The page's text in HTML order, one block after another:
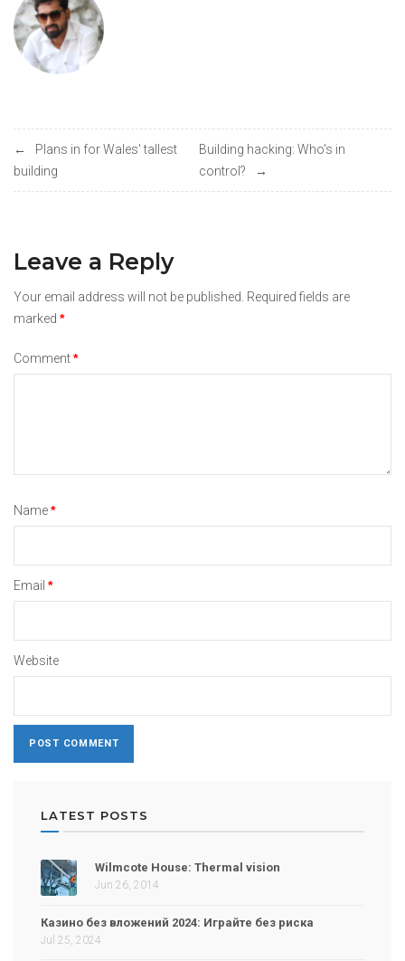
Post
navigation
Plans in for Wales' tallest
building
Building hacking: Who's in
control?
Leave a Reply
Your email address will not be published. Required fields are
marked *
Comment*
Name*
Email *
Website
LATEST POSTS
Wilmcote House: Thermal vision
Jun 26, 2014
Казино без вложений 2024: Играйте без риска
Jul 25, 2024